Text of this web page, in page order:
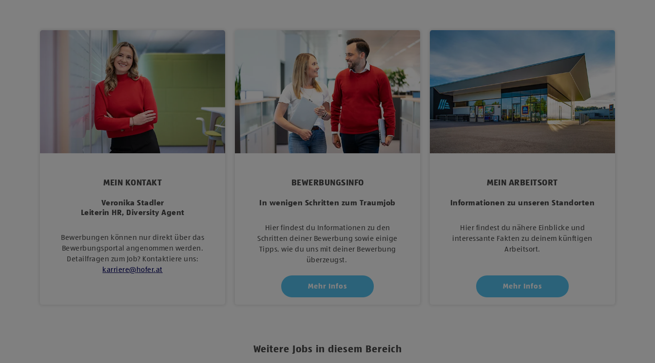
MEIN KONTAKT
Veronika Stadler
Leiterin HR, Diversity Agent
Bewerbungen können nur direkt über das
Bewerbungsportal angenommen werden.
Detailfragen zum Job? Kontaktiere uns:
karriere@ hofer.at
BEWERBUNGSINFO
In wenigen Schritten zum Traumjob
Hier findest du Informationen zu den
Schritten deiner Bewerbung sowie einige
Tipps, wie du uns mit deiner Bewerbung
überzeugst.
Mehr Infos
MEIN ARBEITSORT
Informationen zu unseren Standorten
Hier findest du nähere Einblicke und
interessante Fakten zu deinem künftigen
Arbeitsort.
Mehr Infos
Weitere Jobs in diesem Bereich